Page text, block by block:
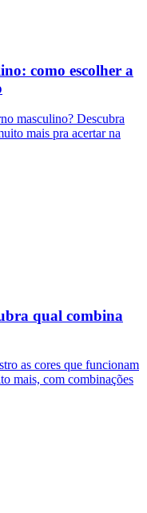
como escolher a
masculino? Descubra
mais pra acertar na
qual combina
as cores que funcionam
mais, com combinações